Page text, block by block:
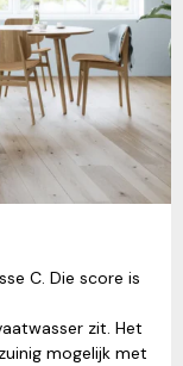
C. Die score is
zit. Het
mogelijk met